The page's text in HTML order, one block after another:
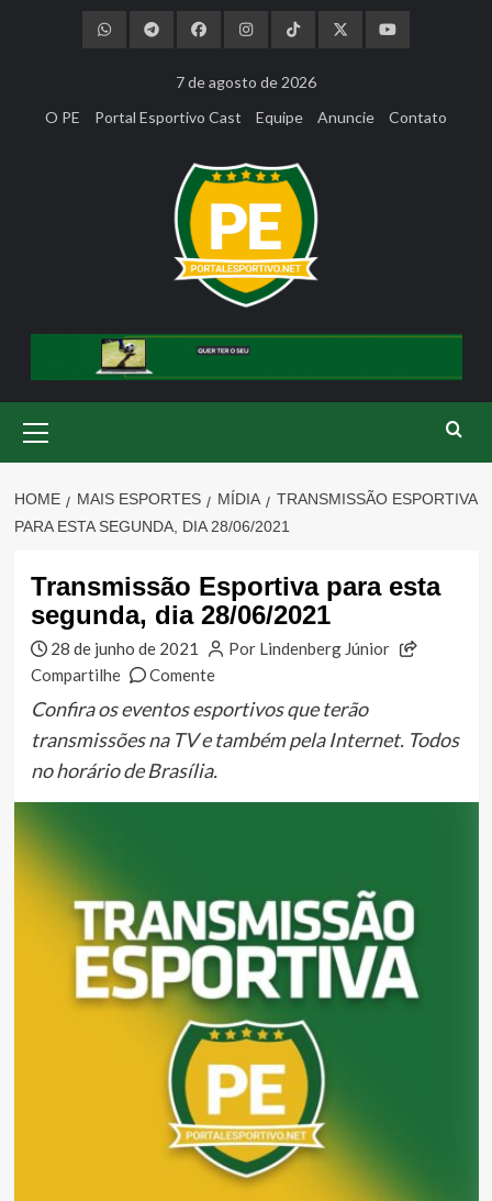
7 de agosto de 2026
O PE
Portal Esportivo Cast Equipe Anuncie Contato
Menu
HOME MAIS ESPORTES MÍDIA
TRANSMISSÃO ESPORTIVA
PARA ESTA SEGUNDA, DIA 28/06/2021
Transmissão Esportiva para esta
segunda, dia 28/06/2021
28 de junho de 2021
Por Lindenberg Júnior
Compartilhe
Comente
Confira os eventos esportivos que terão
transmissões na TV e também pela Internet. Todos
no horário de Brasília.